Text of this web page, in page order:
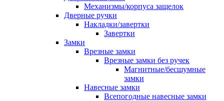
Механизмы/корпуса защелок
Дверные ручки
Накладки/завертки
Завертки
Замки
Врезные замки
Врезные замки без ручек
Магнитные/бесшумные
замки
Навесные замки
Всепогодные навесные замки